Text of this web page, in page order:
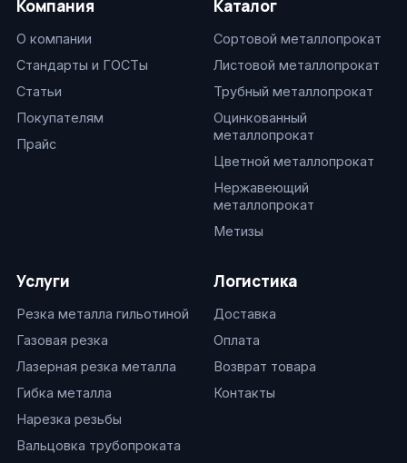
Компания
О компании
Стандарты и ГОСТы
Статьи
Покупателям
Прайс
Каталог
Сортовой металлопрокат
Листовой металлопрокат
Трубный металлопрокат
Оцинкованный
металлопрокат
Цветной металлопрокат
Нержавеющий
металлопрокат
Метизы
Услуги
Резка металла гильотиной
Газовая резка
Лазерная резка металла
Гибка металла
Нарезка резьбы
Вальцовка трубопроката
Логистика
Доставка
Оплата
Возврат товара
Контакты